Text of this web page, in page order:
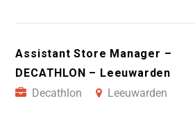
Assistant Store Manager –
DECATHLON – Leeuwarden
Decathlon
Leeuwarden